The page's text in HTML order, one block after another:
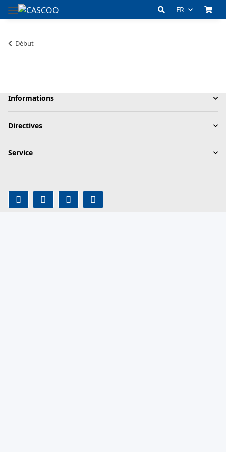
FR
Début
Informations
Directives
Service